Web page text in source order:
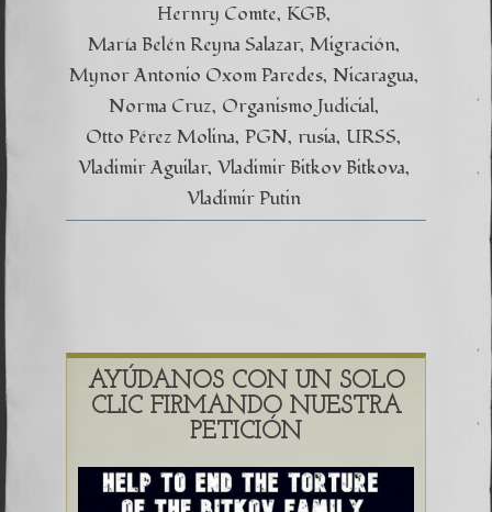
Hernry Comte KGB
María Belén Reyna Salazar Migración
Mynor Antonio Oxom Paredes Nicaragua
Norma Cruz Organismo Judicial
Otto Pérez Molina PGN rusia URSS
Vladimir Aguilar Vladimir Bitkov Bitkova
Vladimir Putin
AYÚDANOS CON UN SOLO
CLIC FIRMANDO NUESTRA
PETICIÓN